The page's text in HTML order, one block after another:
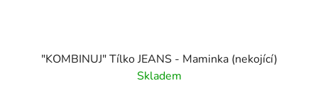
"KOMBINUJ" Tílko JEANS - Maminka (nekojící)
Skladem